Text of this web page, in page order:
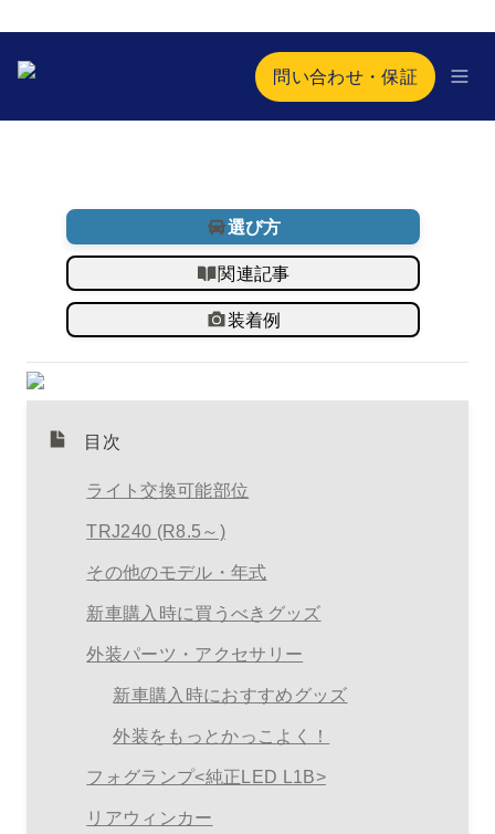
問い合わせ・保証
選び方
関連記事
装着例
目次
ライト交換可能部位
TRJ240 (R8.5～)
その他のモデル・年式
新車購入時に買うべきグッズ
外装パーツ・アクセサリー
新車購入時におすすめグッズ
外装をもっとかっこよく！
フォグランプ<純正LED L1B>
リアウィンカー